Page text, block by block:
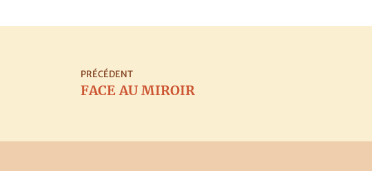
PRÉCÉDENT
FACE AU MIROIR